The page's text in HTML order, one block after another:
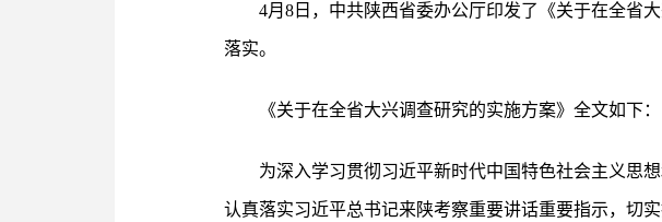
4月8日，中共陕西省委办公厅印发了《关于在全省
落实。
《关于在全省大兴调查研究的实施方案》全文如下：
为深入学习贯彻习近平新时代中国特色社会主义思
认真落实习近平总书记来陕考察重要讲话重要指示，切